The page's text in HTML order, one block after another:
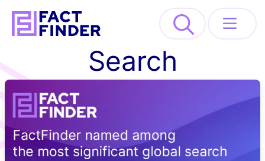
Lösungen
Industrien
Ressourcen
Search